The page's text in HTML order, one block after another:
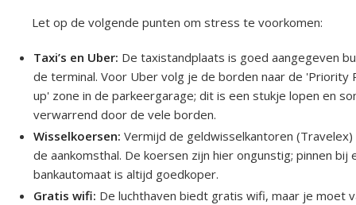
Let op de volgende punten om stress te voorkomen:
Taxi’s en Uber: De taxistandplaats is goed aangegeven
de terminal. Voor Uber volg je de borden naar de 'Priority
up' zone in de parkeergarage; dit is een stukje lopen en
verwarrend door de vele borden.
Wisselkoersen: Vermijd de geldwisselkantoren (Travelex)
de aankomsthal. De koersen zijn hier ongunstig; pinnen bij
bankautomaat is altijd goedkoper.
Gratis wifi: De luchthaven biedt gratis wifi, maar je moet